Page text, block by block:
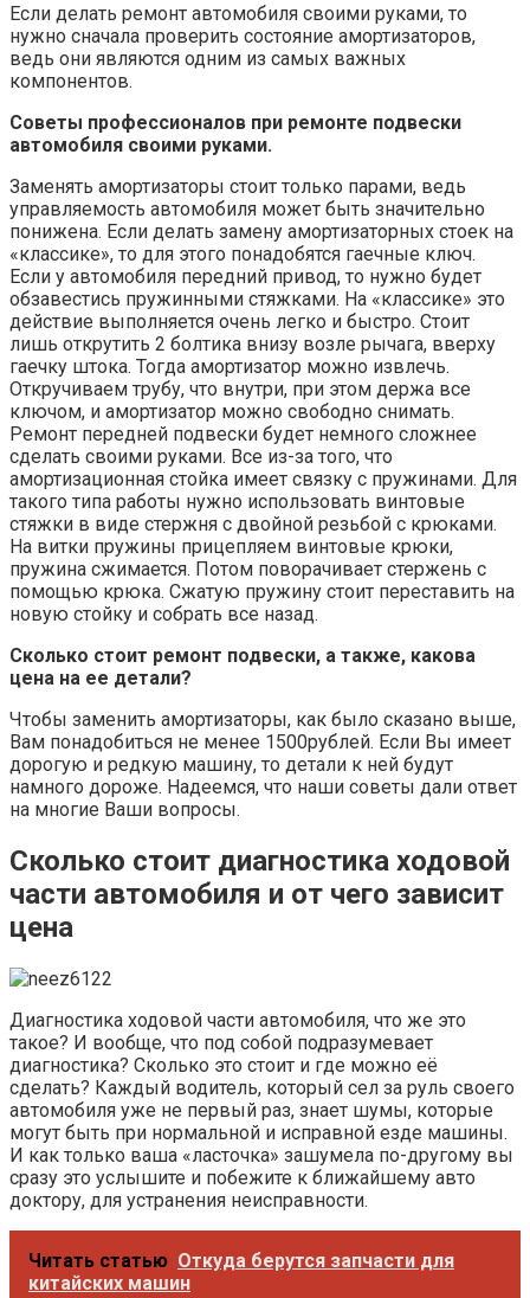
Если делать ремонт автомобиля своими руками, то
нужно сначала проверить состояние амортизаторов,
ведь они являются одним из самых важных
компонентов.
Советы профессионалов при ремонте подвески
автомобиля своими руками.
Заменять амортизаторы стоит только парами, ведь
управляемость автомобиля может быть значительно
понижена. Если делать замену амортизаторных стоек на
«классике», то для этого понадобятся гаечные ключ.
Если у автомобиля передний привод, то нужно будет
обзавестись пружинными стяжками. На «классике» это
действие выполняется очень легко и быстро. Стоит
лишь открутить 2 болтика внизу возле рычага, вверху
гаечку штока. Тогда амортизатор можно извлечь.
Откручиваем трубу, что внутри, при этом держа все
ключом, и амортизатор можно свободно снимать.
Ремонт передней подвески будет немного сложнее
сделать своими руками. Все из-за того, что
амортизационная стойка имеет связку с пружинами. Для
такого типа работы нужно использовать винтовые
стяжки в виде стержня с двойной резьбой с крюками.
На витки пружины прицепляем винтовые крюки,
пружина сжимается. Потом поворачивает стержень с
помощью крюка. Сжатую пружину стоит переставить на
новую стойку и собрать все назад.
Сколько стоит ремонт подвески, а также, какова
цена на ее детали?
Чтобы заменить амортизаторы, как было сказано выше,
Вам понадобиться не менее 1500рублей. Если Вы имеет
дорогую и редкую машину, то детали к ней будут
намного дороже. Надеемся, что наши советы дали ответ
на многие Ваши вопросы.
Сколько стоит диагностика ходовой
части автомобиля и от чего зависит
цена
Диагностика ходовой части автомобиля, что же это
такое? И вообще, что под собой подразумевает
диагностика? Сколько это стоит и где можно её
сделать? Каждый водитель, который сел за руль своего
автомобиля уже не первый раз, знает шумы, которые
могут быть при нормальной и исправной езде машины.
И как только ваша «ласточка» зашумела по-другому вы
сразу это услышите и побежите к ближайшему авто
доктору, для устранения неисправности.
Читать статью Откуда берутся запчасти для
китайских машин